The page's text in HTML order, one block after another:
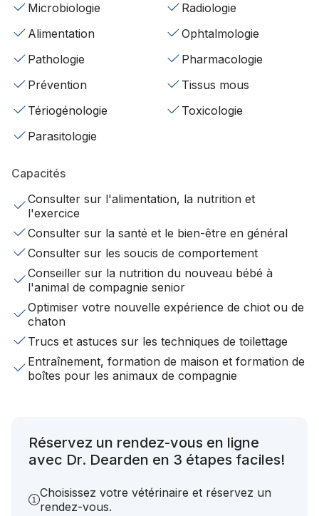
Microbiologie
Radiologie
Alimentation
Ophtalmologie
Pathologie
Pharmacologie
Prévention
Tissus mous
Tériogénologie
Toxicologie
Parasitologie
Capacités
Consulter sur l'alimentation, la nutrition et
l'exercice
Consulter sur la santé et le bien-être en général
Consulter sur les soucis de comportement
Conseiller sur la nutrition du nouveau bébé à
l'animal de compagnie senior
Optimiser votre nouvelle expérience de chiot ou de
chaton
Trucs et astuces sur les techniques de toilettage
Entraînement, formation de maison et formation de
boîtes pour les animaux de compagnie
Réservez un rendez-vous en ligne
avec Dr. Dearden en 3 étapes faciles!
Choisissez votre vétérinaire et réservez un
rendez-vous.